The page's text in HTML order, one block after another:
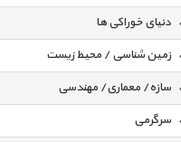
دنیای خوراکی ها
زمین شناسی / محیط زیست
سازه/ معماری/ مهندسی
سرگرمی